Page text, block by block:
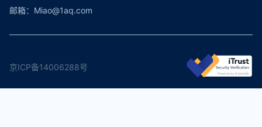
邮箱：Miao@1aq.com
京ICP备14006288号